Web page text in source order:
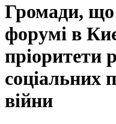
Громади,
форумі в
пріоритети
соціальних
війни